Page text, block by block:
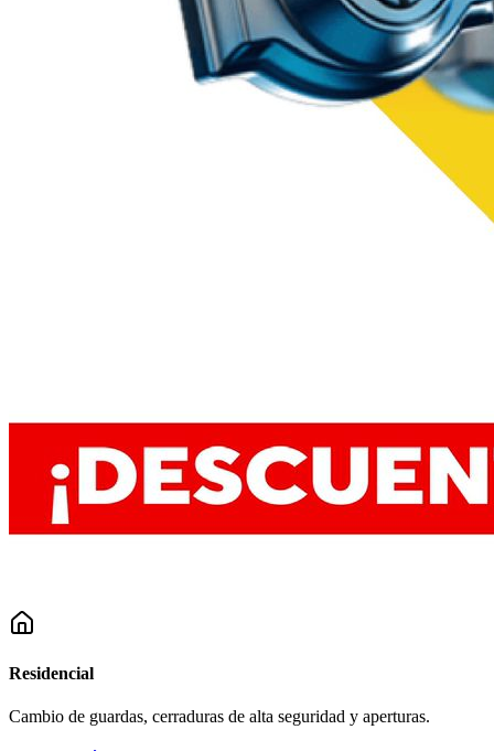
Residencial
Cambio de guardas, cerraduras de alta seguridad y aperturas.